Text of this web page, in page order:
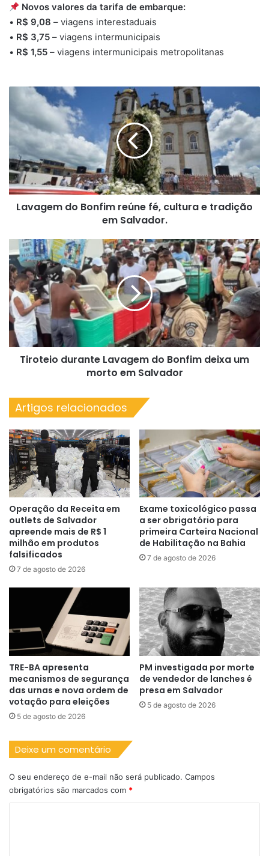
Novos valores da tarifa de embarque:
• R$ 9,08 – viagens interestaduais
• R$ 3,75 – viagens intermunicipais
• R$ 1,55 – viagens intermunicipais metropolitanas
Lavagem
Bonfim
reúne
fé,
cultura
e
tradição
em
Salvador.
Lavagem do Bonfim reúne fé, cultura e tradição
em Salvador.
Tiroteio
durante
Lavagem
do
Bonfim
deixa
um
morto
em
Salvador
Tiroteio durante Lavagem do Bonfim deixa um
morto em Salvador
Artigos relacionados
Operação da Receita em
outlets de Salvador
apreende mais de R$ 1
milhão em produtos
falsificados
7 de agosto de 2026
Exame toxicológico passa
a ser obrigatório para
primeira Carteira Nacional
de Habilitação na Bahia
7 de agosto de 2026
TRE-BA apresenta
mecanismos de segurança
das urnas e nova ordem de
votação para eleições
5 de agosto de 2026
PM investigada por morte
de vendedor de lanches é
presa em Salvador
5 de agosto de 2026
Deixe um comentário
O seu endereço de e-mail não será publicado. Campos
obrigatórios são marcados com *